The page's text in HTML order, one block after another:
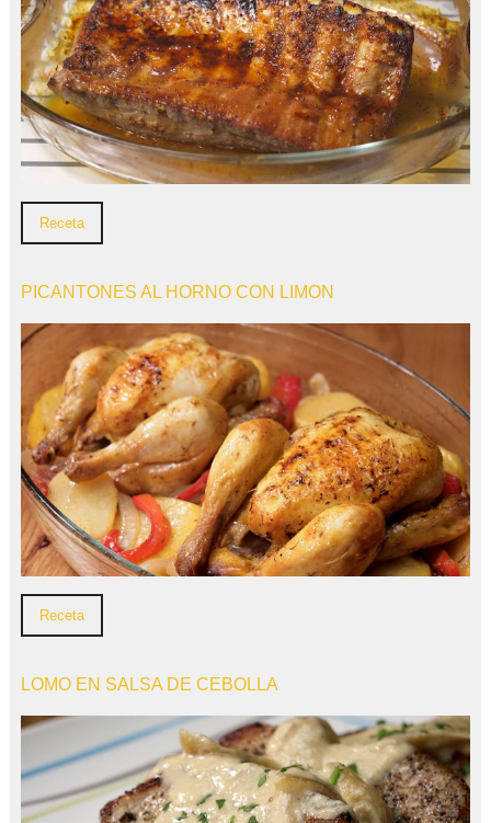
Receta
PICANTONES AL HORNO CON LIMON
Receta
LOMO EN SALSA DE CEBOLLA